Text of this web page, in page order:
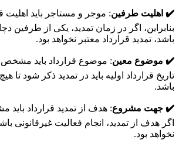
✔️ اهلیت طرفین: موجر و مستاجر باید اهلیت
بنابراین، اگر در زمان تمدید، یکی از طرفین
باشد، تمدید قرارداد معتبر نخواهد بود.
✔️ موضوع معین: موضوع قرارداد باید مشخص
تاریخ قرارداد اولیه باید در تمدید ذکر شود تا
باشد.
✔️ جهت مشروع: هدف از تمدید قرارداد باید
اگر هدف از تمدید، انجام فعالیت غیرقانونی
نخواهد بود.